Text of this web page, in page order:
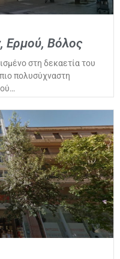
Ερμού, Βόλος
στη δεκαετία του
πολυσύχναστη